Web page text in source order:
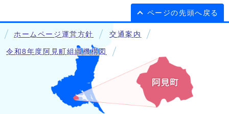
ページの先頭へ戻る
ホームページ運営方針 交通案内
令和8年度阿見町組織機構図